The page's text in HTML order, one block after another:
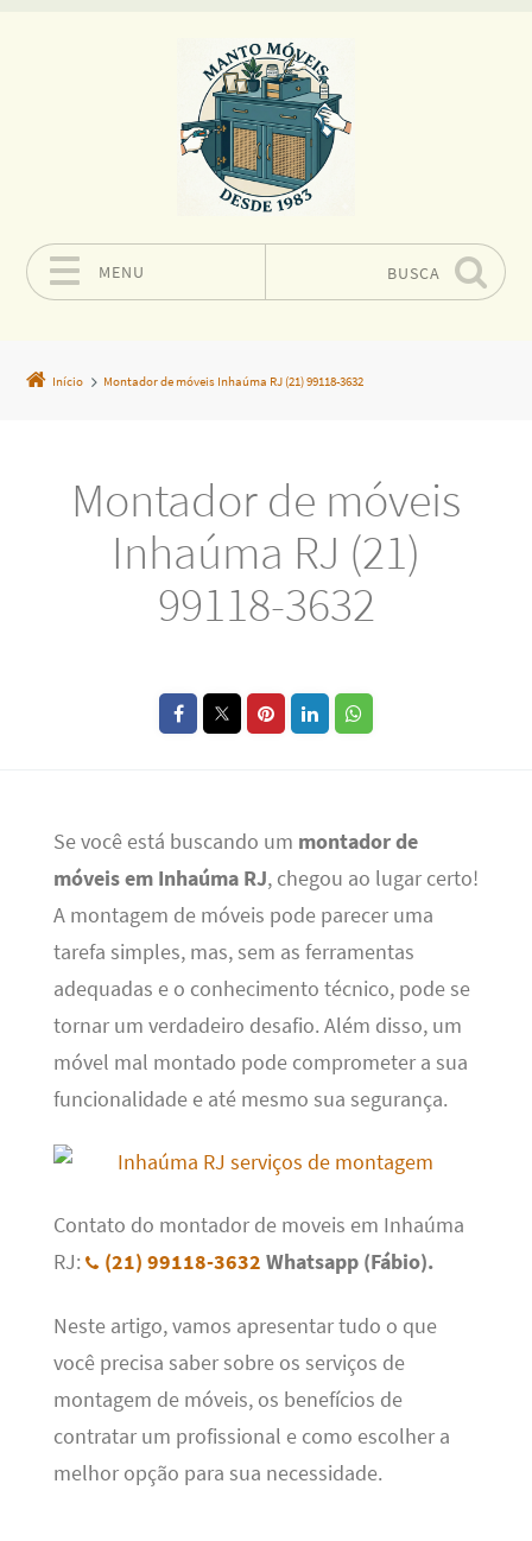
MENU BUSCA
Início Montador de móveis Inhaúma RJ (21) 99118-3632
Montador de móveis
Inhaúma RJ (21)
99118-3632
Se você está buscando um montador de
móveis em Inhaúma RJ, chegou ao lugar certo!
A montagem de móveis pode parecer uma
tarefa simples, mas, sem as ferramentas
adequadas e o conhecimento técnico, pode se
tornar um verdadeiro desafio. Além disso, um
móvel mal montado pode comprometer a sua
funcionalidade e até mesmo sua segurança.
Contato do montador de moveis em Inhaúma
RJ:
(21) 99118-3632 Whatsapp (Fábio).
Neste artigo, vamos apresentar tudo o que
você precisa saber sobre os serviços de
montagem de móveis, os benefícios de
contratar um profissional e como escolher a
melhor opção para sua necessidade.